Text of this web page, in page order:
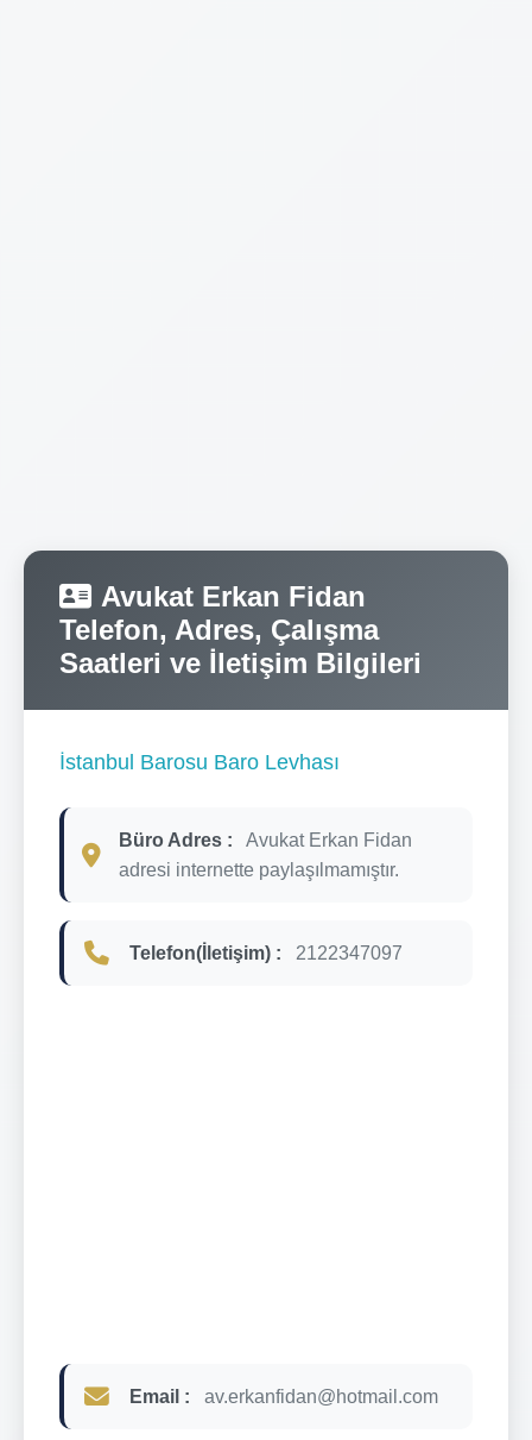
Avukat Erkan Fidan
Telefon, Adres, Çalışma
Saatleri ve İletişim Bilgileri
İstanbul Barosu Baro Levhası
Büro Adres :
Avukat Erkan Fidan
adresi internette paylaşılmamıştır.
Telefon(İletişim) : 2122347097
Email : av.erkanfidan@hotmail.com